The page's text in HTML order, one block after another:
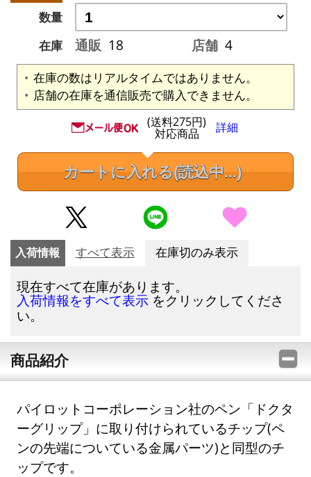
数量
在庫
通販 18 店舗 4
在庫の数はリアルタイムではありません。
店舗の在庫を通信販売で購入できません。
(送料275円)
対応商品 詳細
カートに入れる(読込中...)
入荷情報 すべて表示 在庫切のみ表示
現在すべて在庫があります。
入荷情報をすべて表示 をクリックしてくださ
い。
商品紹介
パイロットコーポレーション社のペン「ドクタ
ーグリップ」に取り付けられているチップ(ペ
ンの先端についている金属パーツ)と同型のチ
ップです。